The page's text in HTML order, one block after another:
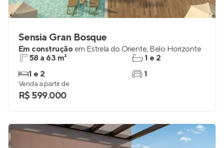
Sensia Gran Bosque
Em construção em Estrela do Oriente, Belo Horizonte
58 a 63 m²
1 e 2
1 e 2
1
Venda a partir de
R$ 599.000